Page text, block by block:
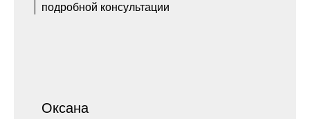
подробной консультации
Оксана